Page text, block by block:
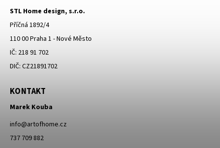
STL Home design, s.r.o.
Příčná 1892/4
110 00 Praha 1 - Nové Město
IČ: 218 91 702
DIČ: CZ21891702
KONTAKT
Marek Kouba
info@artofhome.cz
737 709 882